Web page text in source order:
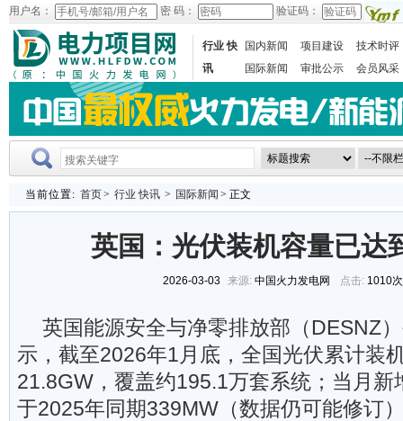
用户名： 密 码： 验证码：
行业 快
讯
国内新闻 项目建设
技术时评
国际新闻
审批公示 会员风采
当前位置: 首页> 行业 快讯 > 国际新闻 > 正文
英国：光伏装机容量已达
2026-03-03 来源: 中国火力发电网 点击: 1010
英国能源安全与净零排放部（DESNZ
示，截至2026年1月底，全国光伏累计装
21.8GW，覆盖约195.1万套系统；当月新
于2025年同期339MW（数据仍可能修订